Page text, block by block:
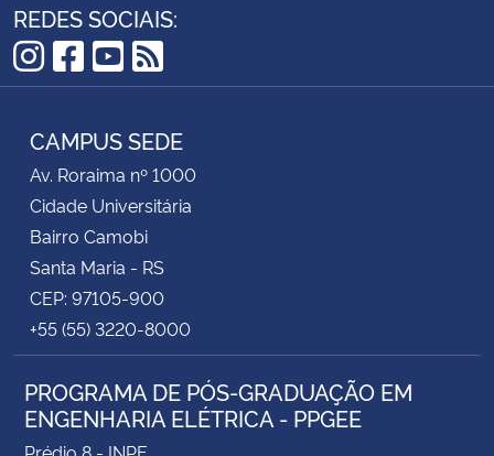
REDES SOCIAIS:
Instagram
Facebook
YouTube
RSS
CAMPUS SEDE
Av. Roraima nº 1000
Cidade Universitária
Bairro Camobi
Santa Maria - RS
CEP: 97105-900
+55 (55) 3220-8000
PROGRAMA DE PÓS-GRADUAÇÃO EM
ENGENHARIA ELÉTRICA - PPGEE
Prédio 8 - INPE